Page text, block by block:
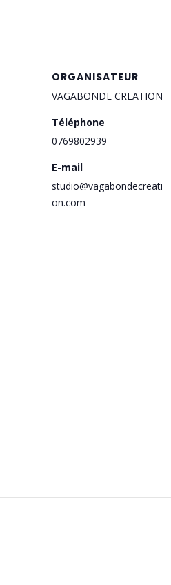
ORGANISATEUR
VAGABONDE CREATION
Téléphone
0769802939
E-mail
studio@vagabondecreati
on.com